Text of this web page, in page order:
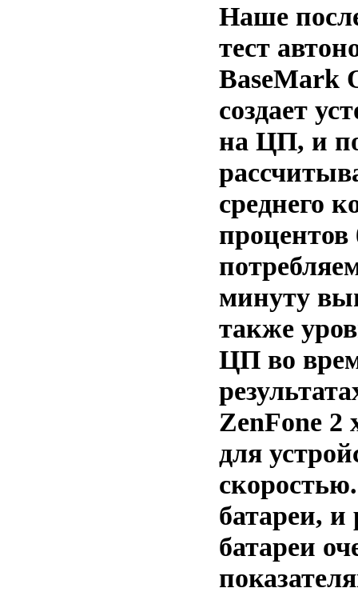
Наше
тест
BaseMark
создает
на ЦП, и
среднего
процентов
минуту
также
ЦП во
ZenFone 2
для
батареи, и
батареи